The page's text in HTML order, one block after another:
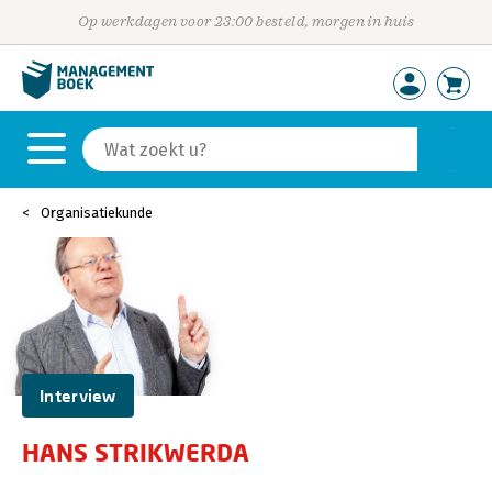
Op werkdagen voor 23:00 besteld, morgen in huis
Organisatiekunde
Interview
HANS STRIKWERDA